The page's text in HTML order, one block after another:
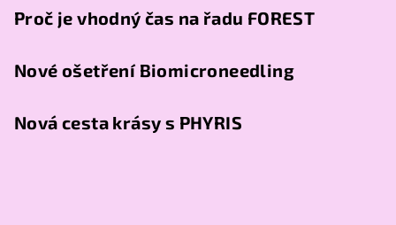
Proč je vhodný čas na řadu FOREST
Nové ošetření Biomicroneedling
Nová cesta krásy s PHYRIS